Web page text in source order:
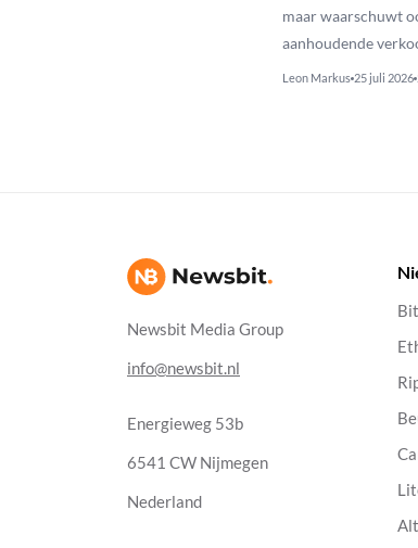
maar waarschuwt
aanhoudende
Leon Markus 25 juli 2026
Newsbit Media Group
info@newsbit.nl
Energieweg 53b
6541 CW Nijmegen
Nederland